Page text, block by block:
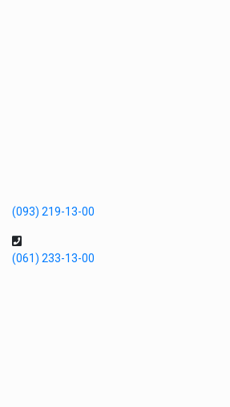
(093) 219-13-00
(061) 233-13-00